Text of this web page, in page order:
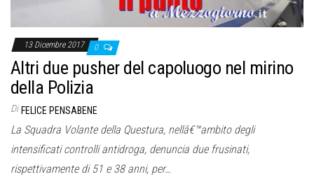
13 Dicembre 2017 0
Altri due pusher del capoluogo nel mirino
della Polizia
Di FELICE PENSABENE
La Squadra Volante della Questura, nellâ€™ambito degli
intensificati controlli antidroga, denuncia due frusinati,
rispettivamente di 51 e 38 anni, per…